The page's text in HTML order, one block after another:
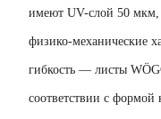
имеют UV-слой 50 мкм,
физико-механические
гибкость — листы
соответствии с формой